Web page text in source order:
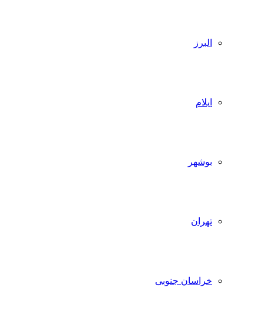
البرز
ایلام
بوشهر
تهران
خراسان جنوبی